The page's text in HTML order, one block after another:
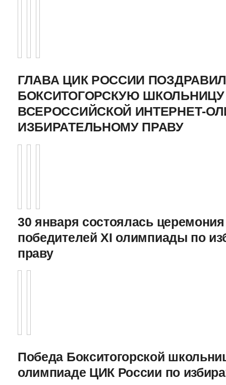
ГЛАВА ЦИК РОССИИ
БОКСИТОГОРСКУЮ
ВСЕРОССИЙСКОЙ ИНТЕРНЕТ-
ИЗБИРАТЕЛЬНОМУ ПРАВУ
30 января состоялась
победителей XI олимпиады по
праву
Победа Бокситогорской
олимпиаде ЦИК России по